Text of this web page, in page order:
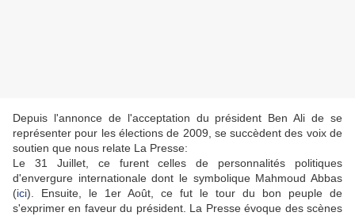
Depuis l'annonce de l'acceptation du président Ben Ali de se
représenter pour les élections de 2009, se succèdent des voix de
soutien que nous relate La Presse:
Le 31 Juillet, ce furent celles de personnalités politiques
d'envergure internationale dont le symbolique Mahmoud Abbas
(ici). Ensuite, le 1er Août, ce fut le tour du bon peuple de
s'exprimer en faveur du président. La Presse évoque des scènes